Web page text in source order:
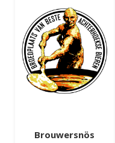
Brouwersnös